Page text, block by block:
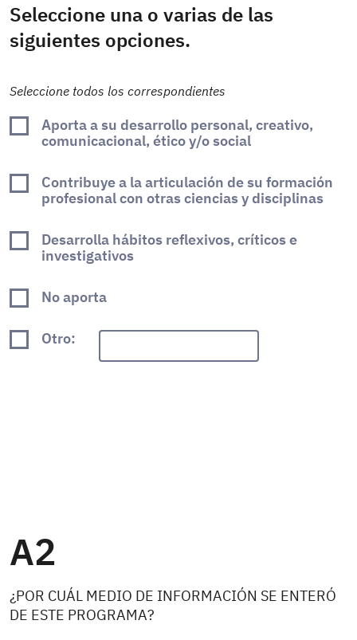
Seleccione una o varias de las
siguientes opciones.
Seleccione todos los correspondientes
Aporta a su desarrollo personal, creativo,
comunicacional, ético y/o social
Contribuye a la articulación de su formación
profesional con otras ciencias y disciplinas
Desarrolla hábitos reflexivos, críticos e
investigativos
No aporta
Otro:
A2
¿POR CUÁL MEDIO DE INFORMACIÓN SE ENTERÓ
DE ESTE PROGRAMA?